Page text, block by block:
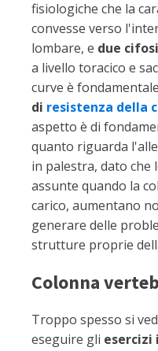
fisiologiche che la
convesse verso
lombare, e due cifosi
a livello toracico e
curve è fondamentale
di resistenza della
aspetto è di
quanto riguarda
in palestra, dato
assunte quando la
carico, aumentano
generare delle
strutture proprie
Colonna
Troppo spesso si
eseguire gli esercizi